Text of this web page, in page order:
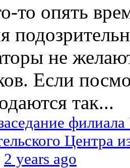
то опять
не
Если
так...
Центра
2 years ago